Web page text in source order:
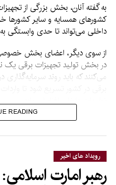
به گفته آنان، بخش بزرگی از
کشورهای همسایه و سایر کشورها
داخلی می‌تواند تا حدی وابستگی
از سوی دیگر، اعضای بخش خصوصی
در بخش تولید تجهیزات برقی یک
می‌کنند که باید روند سرمایه‌گذاری
تولیدات داخلی افزایش یابد.
به گفته آنان، این اقدام افزون بر
اشتغال برای هزاران نفر را نیز
تحلیلگران اقتصادی نیز می‌گویند
سرمایه‌گذاری در بخش تولید
انتقال برق افزایش یابد تا
READING
رویداد های اخیر
رهبر امارت